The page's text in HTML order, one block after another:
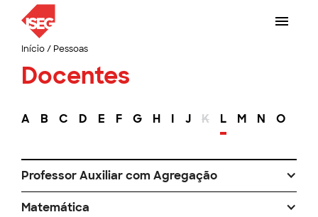
Início/ Pessoas
Docentes
A B C D E F G H I J K L M N O
Professor Auxiliar com Agregação
Matemática